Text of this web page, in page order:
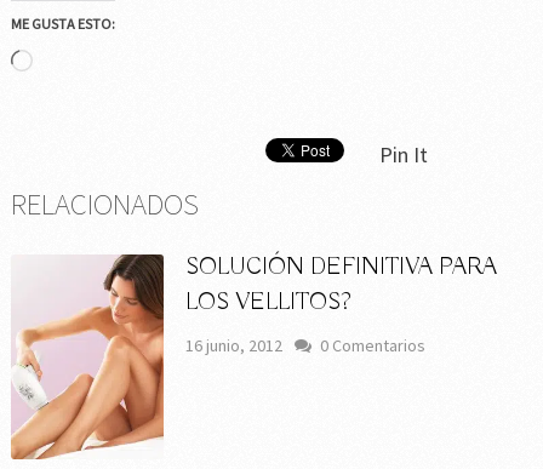
ME GUSTA ESTO:
Cargando...
Pin It
RELACIONADOS
SOLUCIÓN DEFINITIVA PARA
LOS VELLITOS?
16 junio, 2012 0 Comentarios